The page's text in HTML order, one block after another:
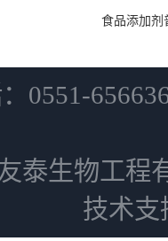
食品添加剂
0551-
泰生物工程
技术